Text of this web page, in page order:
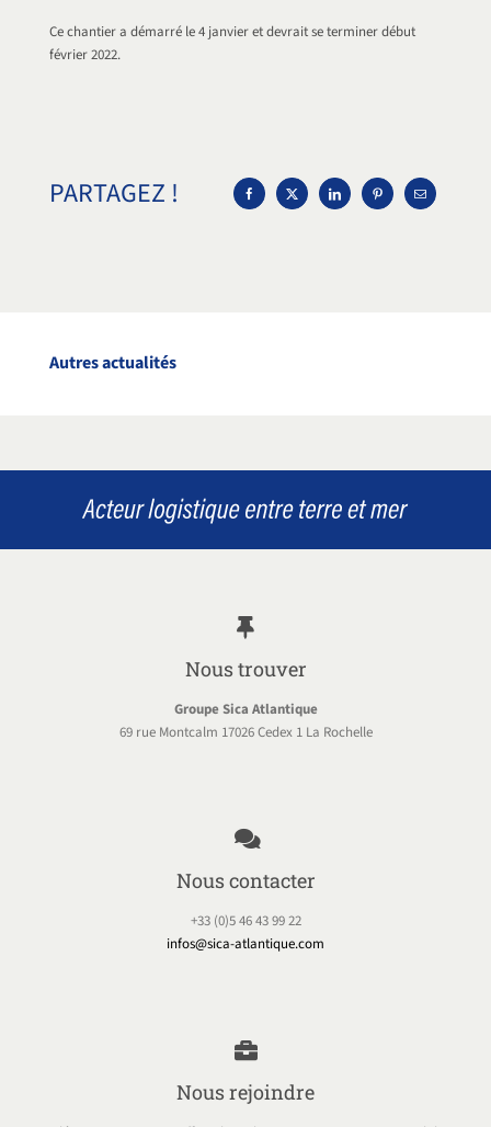
Ce chantier a démarré le 4 janvier et devrait se terminer début
février 2022.
PARTAGEZ !
Autres actualités
Nous trouver
Groupe Sica Atlantique
69 rue Montcalm 17026 Cedex 1 La Rochelle
Nous contacter
+33 (0)5 46 43 99 22
infos@sica-atlantique.com
Nous rejoindre